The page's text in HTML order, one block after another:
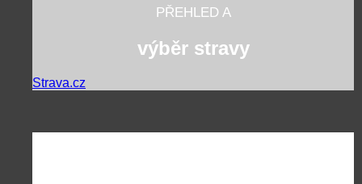
PŘEHLED A
výběr stravy
Strava.cz